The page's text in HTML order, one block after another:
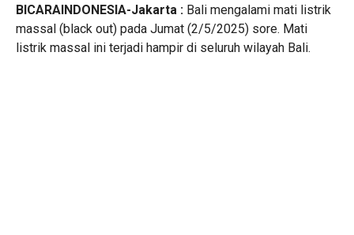
BICARAINDONESIA-Jakarta : Bali mengalami mati listrik
massal (black out) pada Jumat (2/5/2025) sore. Mati
listrik massal ini terjadi hampir di seluruh wilayah Bali.